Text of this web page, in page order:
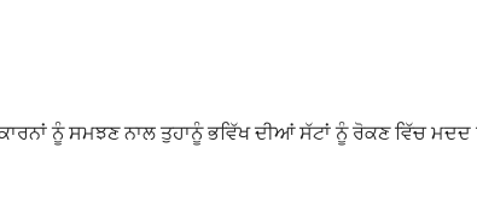
ਨੂੰ ਸਮਝਣ ਨਾਲ ਤੁਹਾਨੂੰ ਭਵਿੱਖ ਦੀਆਂ ਸੱਟਾਂ ਨੂੰ ਰੋਕਣ ਵਿੱਚ